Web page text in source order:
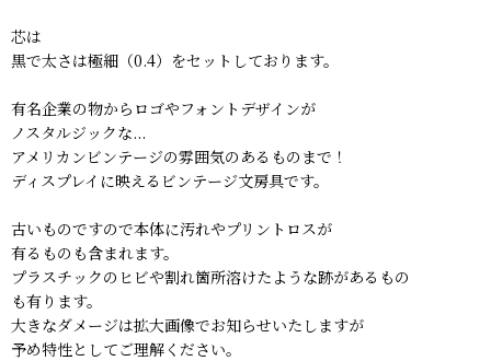
芯は
黒で太さは極細（0.4）をセットしております。
有名企業の物からロゴやフォントデザインが
ノスタルジックな...
アメリカンビンテージの雰囲気のあるものまで！
ディスプレイに映えるビンテージ文房具です。
古いものですので本体に汚れやプリントロスが
有るものも含まれます。
プラスチックのヒビや割れ箇所溶けたような跡があるもの
も有ります。
大きなダメージは拡大画像でお知らせいたしますが
予め特性としてご理解ください。